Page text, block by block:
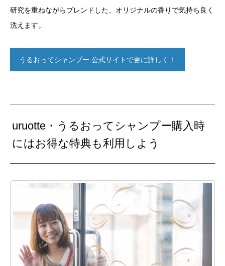
研究を重ねながらブレンドした、オリジナルの香りで気持ち良く
洗えます。
うるおってシャンプー 公式サイトで更に詳しく！
uruotte・うるおってシャンプー購入時
にはお得な特典も利用しよう